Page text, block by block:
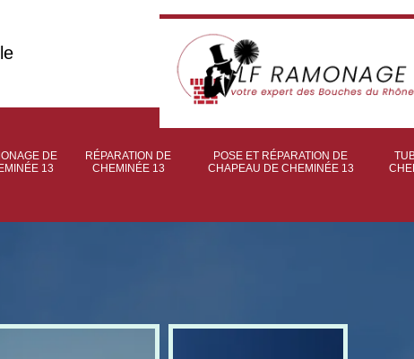
DE
13
RÉPARATION DE
CHEMINÉE 13
POSE ET RÉPARATION DE
CHAPEAU DE CHEMINÉE 13